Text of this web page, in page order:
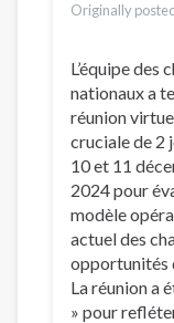
Originally
L’équipe des
nationaux a
réunion
cruciale de 2
10 et 11
2024 pour
modèle
actuel des
opportunités
La réunion a
» pour